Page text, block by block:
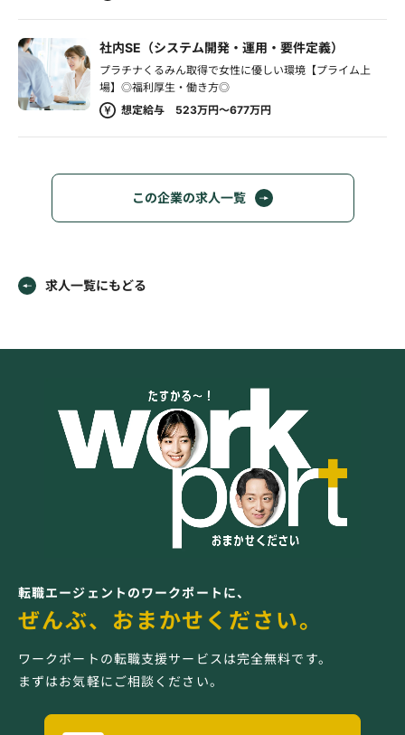
社内SE（システム開発・運用・要件定義）
プラチナくるみん取得で女性に優しい環境【プライム上
場】◎福利厚生・働き方◎
想定給与 523万円～677万円
この企業の求人一覧
求人一覧にもどる
転職エージェントのワークポートに、
ぜんぶ、おまかせください。
ワークポートの転職支援サービスは完全無料です。
まずはお気軽にご相談ください。